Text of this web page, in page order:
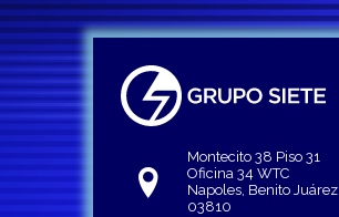
Montecito 38 Piso 31
Oficina 34 WTC
Napoles, Benito Juárez
03810